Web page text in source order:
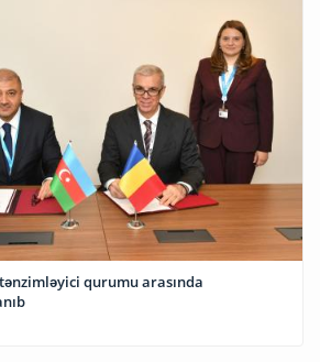
tənzimləyici qurumu arasında